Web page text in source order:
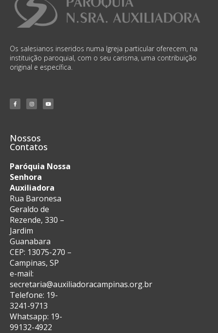
Os salesianos inseridos numa Igreja particular oferecem, na
instituição paroquial, com o seu carisma, uma contribuição
original e específica.
Nossos
Contatos
Paróquia Nossa
Senhora
Auxiliadora
Rua Baronesa
Geraldo de
Rezende, 330 –
Jardim
Guanabara
CEP: 13075-270 –
Campinas, SP
e-mail:
secretaria@auxiliadoracampinas.org.br
Telefone: 19-
3241-9713
Whatsapp: 19-
99132-4922